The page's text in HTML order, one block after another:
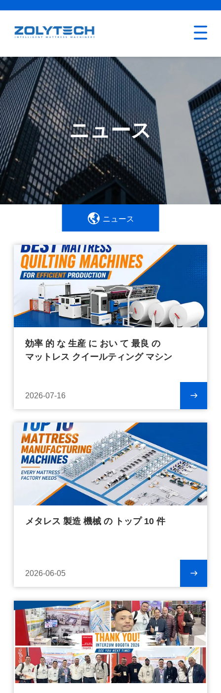
ニュース
ニュース
効率 的 な 生産 に おい て 最良 の
マットレス クイールティング マシン
2026-07-16
メタレス 製造 機械 の トップ 10 件
2026-06-05